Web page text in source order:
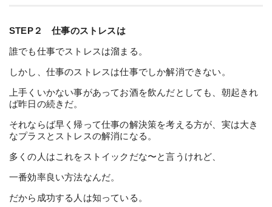
STEP２ 仕事のストレスは
誰でも仕事でストレスは溜まる。
しかし、仕事のストレスは仕事でしか解消できない。
上手くいかない事があってお酒を飲んだとしても、朝起きれ
ば昨日の続きだ。
それならば早く帰って仕事の解決策を考える方が、実は大き
なプラスとストレスの解消になる。
多くの人はこれをストイックだな〜と言うけれど、
一番効率良い方法なんだ。
だから成功する人は知っている。